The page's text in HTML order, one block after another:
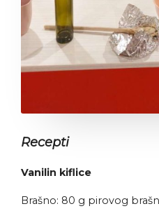
Recepti
Vanilin kiflice
Brašno: 80 g pirovog